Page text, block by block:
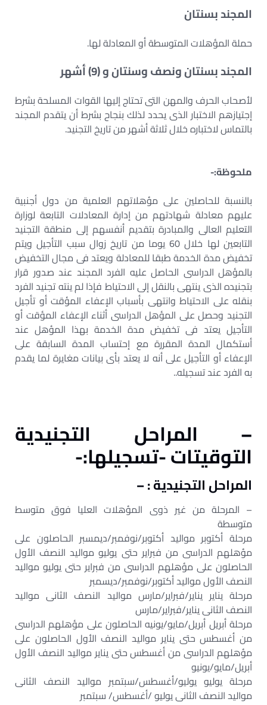
المجند بسنتان
حملة المؤهلات المتوسطة أو المعادلة لها.
المجند بسنتان ونصف وسنتان و (9) أشهر
لأصحاب الحرف والمهن التى تحتاج إليها القوات المسلحة بشرط
إجتيازهم الاختبار الذى يحدد لذلك بنجاح بشرط أن يتقدم المجند
بالتماس لاختباره خلال ثلاثة أشهر من تاريخ التجنيد.
ملحوظة:-
بالنسبة للحاصلين على مؤهلاتهم العلمية من دول أجنبية
عليهم معادلة شهادتهم من إدارة المعادلات التابعة لوزارة
التعليم العالى والمبادرة بتقديم أنفسهم إلى منطقة التجنيد
التابعين لها خلال 60 يوما من تاريخ زوال سبب التأجيل ويتم
تخفيض مدة الخدمة طبقا للمعادلة ويعتد فى مجال التخفيض
بالمؤهل الدراسى الحاصل عليه الفرد المجند عند صدور قرار
بتجنيده الذى ينتهى بالنقل إلى الاحتياط فإذا لم ينته تجنيد الفرد
بنقله على الاحتياط وانتهى بأسباب الإعفاء المؤقت أو تأجيل
التجنيد وحصل على المؤهل الدراسى أثناء الإعفاء المؤقت أو
التأجيل يعتد فى تخفيض مدة الخدمة بهذا المؤهل عند
أستكمال المدة المقررة مع إحتساب المدة السابقة على
الإعفاء أو التأجيل على أنه لا يعتد بأى بيانات مغايرة لما يقدم
به الفرد عند تسجيله..
– المراحل التجنيدية
التوقيتات -تسجيلها:-
‌المراحل التجنيدية : –
– المرحلة من غير ذوى المؤهلات العليا فوق متوسط
متوسطة
مرحلة أكتوبر مواليد أكتوبر/نوفمبر/ديمسبر الحاصلون على
مؤهلهم الدراسى من فبراير حتى يوليو مواليد النصف الأول
الحاصلون على مؤهلهم الدراسى من فبراير حتى يوليو مواليد
النصف الأول مواليد أكتوبر/نوفمبر/ديسمبر
مرحلة يناير يناير/فبراير/مارس مواليد النصف الثانى مواليد
النصف الثانى يناير/فبراير/مارس
مرحلة أبريل أبريل/مايو/يونيه الحاصلون على مؤهلهم الدراسى
من أغسطس حتى يناير مواليد النصف الأول الحاصلون على
مؤهلهم الدراسى من أغسطس حتى يناير مواليد النصف الأول
أبريل/مايو/يونيو
مرحلة يوليو يوليو/أغسطس/سبتمبر مواليد النصف الثانى
مواليد النصف الثانى يوليو /أغسطس/ سبتمبر